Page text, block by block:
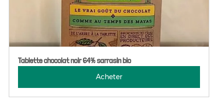
Tablette chocolat noir 64% sarrasin bio
Acheter